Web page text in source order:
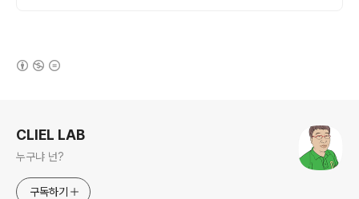
CLIEL LAB
누구냐 넌?
구독하기